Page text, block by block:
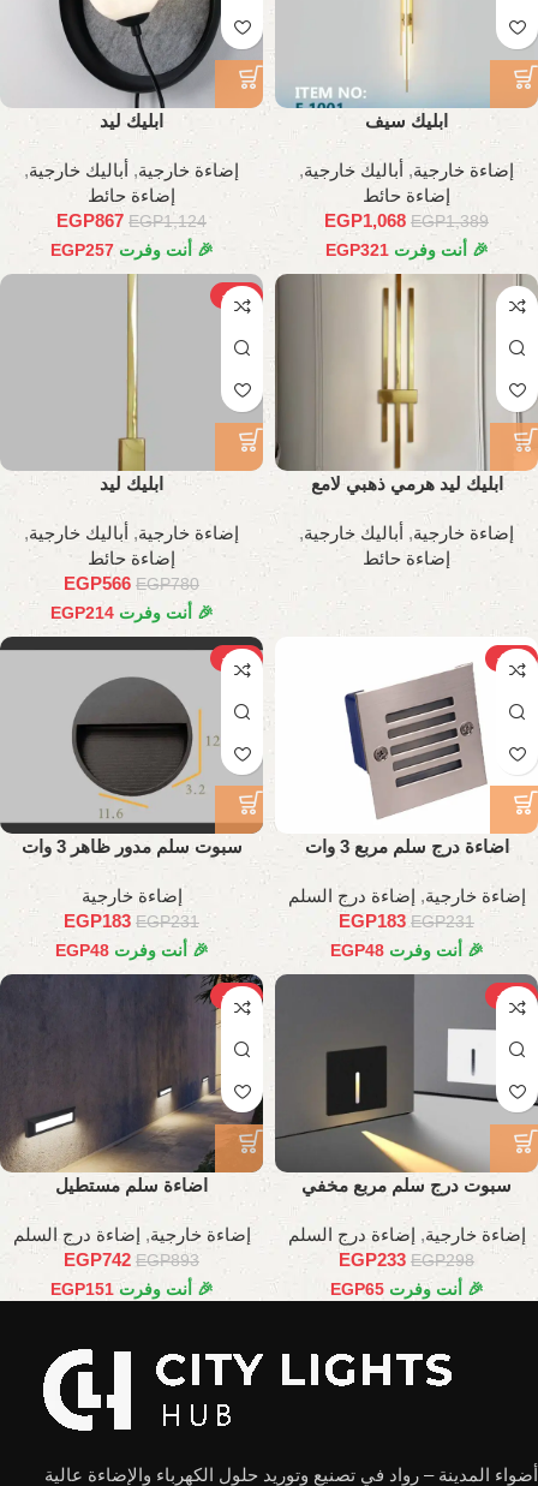
ابليك سيف
إضاءة خارجية, أباليك خارجية,
إضاءة حائط
EGP1,389
EGP1,068
🎉 أنت وفرت EGP321
ابليك ليد
إضاءة خارجية, أباليك خارجية,
إضاءة حائط
EGP1,124
EGP867
🎉 أنت وفرت EGP257
ابليك ليد هرمي ذهبي لامع
إضاءة خارجية, أباليك خارجية,
إضاءة حائط
-27%
ابليك ليد
إضاءة خارجية, أباليك خارجية,
إضاءة حائط
EGP780
EGP566
🎉 أنت وفرت EGP214
-21%
اضاءة درج سلم مربع 3 وات
إضاءة خارجية, إضاءة درج السلم
EGP231
EGP183
🎉 أنت وفرت EGP48
-21%
سبوت سلم مدور ظاهر 3 وات
إضاءة خارجية
EGP231
EGP183
🎉 أنت وفرت EGP48
-22%
سبوت درج سلم مربع مخفي
إضاءة خارجية, إضاءة درج السلم
EGP298
EGP233
🎉 أنت وفرت EGP65
-17%
اضاءة سلم مستطيل
إضاءة خارجية, إضاءة درج السلم
EGP893
EGP742
🎉 أنت وفرت EGP151
أضواء المدينة – رواد في تصنيع وتوريد حلول الكهرباء والإضاءة عالية